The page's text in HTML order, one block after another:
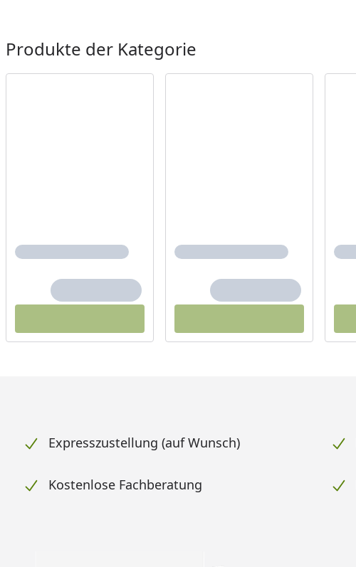
Produkte der Kategorie
Expresszustellung (auf Wunsch)
Kostenlose Fachberatung